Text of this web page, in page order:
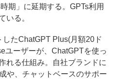
期」に延期する。GPTs利用
いる。
たChatGPT Plus(月額20ド
ユーザーが、ChatGPTを使っ
れる仕組み。自社ブランドに
や、チャットベースのサポー